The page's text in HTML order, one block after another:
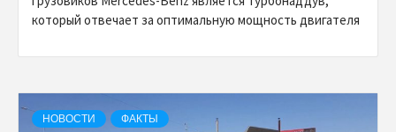
который отвечает за оптимальную мощность двигателя
НОВОСТИ ФАКТЫ